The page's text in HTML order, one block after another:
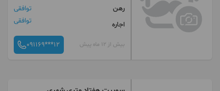
رهن
توافقی
اجاره
توافقی
بیش از 12 ماه پیش 091169***12